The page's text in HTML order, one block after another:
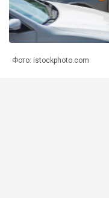
Фото: istockphoto.com